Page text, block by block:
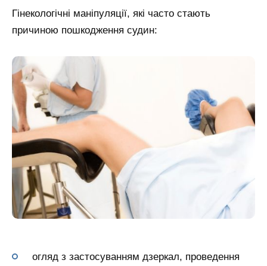
Гінекологічні маніпуляції, які часто стають
причиною пошкодження судин:
огляд з застосуванням дзеркал, проведення